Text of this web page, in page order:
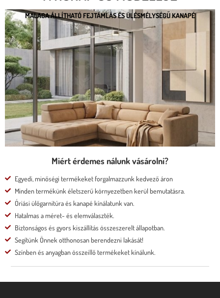
MALAGA ÁLLÍTHATÓ FEJTÁMLÁS ÉS ÜLÉSMÉLYSÉGŰ KANAPÉ
MALAGA ÁLLÍTHATÓ FEJTÁMLÁS ÉS
ÜLÉSMÉLYSÉGŰ KANAPÉ
* kedvező ár
* moduláris rendszer
* motoros állíthatóság
Megnézem
Miért érdemes nálunk vásárolni?
Egyedi, minőségi termékeket forgalmazzunk kedvező áron
Minden termékünk életszerű környezetben kerül bemutatásra.
Óriási ülőgarnitúra és kanapé kínálatunk van.
Hatalmas a méret- és elemválaszték.
Biztonságos és gyors kiszállítás összeszerelt állapotban.
Segítünk Önnek otthonosan berendezni lakását!
Színben és anyagban összeillő termékeket kínálunk.